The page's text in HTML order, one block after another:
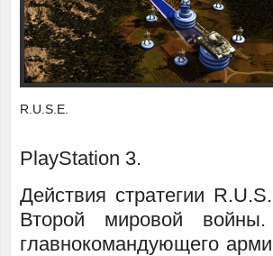
R.U.S.E.
PlayStation 3.
Действия стратегии
Второй мировой
главнокомандующего